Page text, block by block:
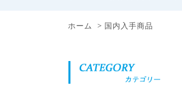
ホーム > 国内入手商品